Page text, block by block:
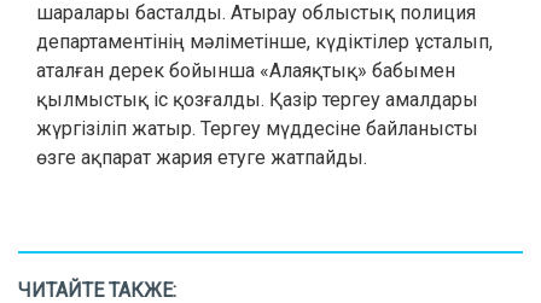
шаралары басталды. Атырау облыстық полиция
департаментінің мәліметінше, күдіктілер ұсталып,
аталған дерек бойынша «Алаяқтық» бабымен
қылмыстық іс қозғалды. Қазір тергеу амалдары
жүргізіліп жатыр. Тергеу мүддесіне байланысты
өзге ақпарат жария етуге жатпайды.
ЧИТАЙТЕ ТАКЖЕ: